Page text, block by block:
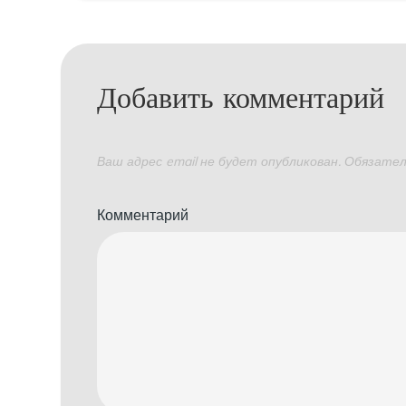
записям
Добавить комментарий
Ваш адрес email не будет опубликован.
Комментарий